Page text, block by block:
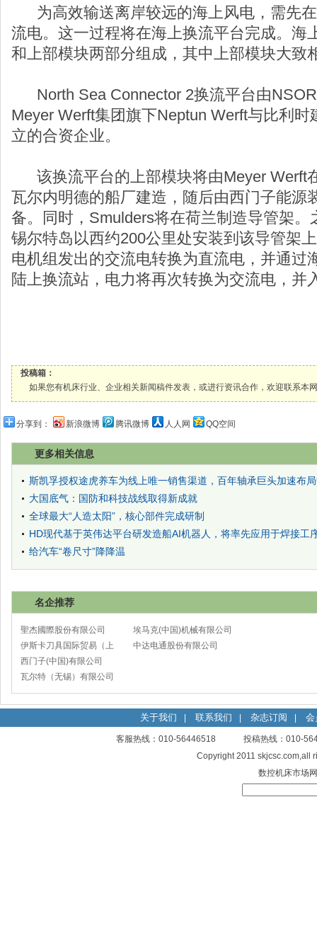
为高效输送离岸较远的海上风电，需先
流电。这一过程将在海上换流平台完成。海
和上部模块两部分组成，其中上部模块大致
North Sea Connector 2换流平台由
Meyer Werft集团旗下Neptun Werft与比利
立的合资企业。
该换流平台的上部模块将由Meyer Werft
瓦尔内明德的船厂建造，随后由西门子能源
备。同时，Smulders将在荷兰制造导管架
锡尔特岛以西约200公里处安装到该导管架
电机组发出的交流电转换为直流电，并通过
陆上换流站，电力将再次转换为交流电，并
投稿箱：
如果您有机床行业、企业相关新闻稿件发表，或进行资讯合作，欢迎联系本
分享到： 新浪微博 腾讯微博 人人网 QQ空间
更多相关信息
斯凯孚授权途虎养车为线上唯一销售渠道，百年轴承巨头加速布
大国底气：国防和科技战线取得新成就
全球最大“人造太阳”，核心部件完成研制
HD现代基于英伟达平台研发造船AI机器人，将率先应用于焊接工
给汽车“卷尺寸”降降温
名企推荐
聖杰國際股份有限公司
伊斯卡刀具国际贸易（上
海）有限公司
西门子(中国)有限公司
瓦尔特（无锡）有限公司
埃马克(中国)机械有限公司
太仓分公司
中达电通股份有限公司
关于我们 联系我们 杂志订阅 会
客服热线：010-56446518 投稿热线：
Copyright 2011
数控机床市场网